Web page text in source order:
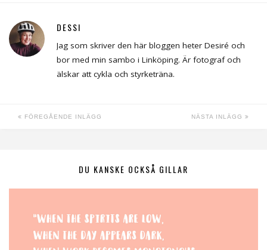
DESSI
Jag som skriver den här bloggen heter Desiré och
bor med min sambo i Linköping. Är fotograf och
älskar att cykla och styrketräna.
FÖREGÅENDE INLÄGG NÄSTA INLÄGG
DU KANSKE OCKSÅ GILLAR